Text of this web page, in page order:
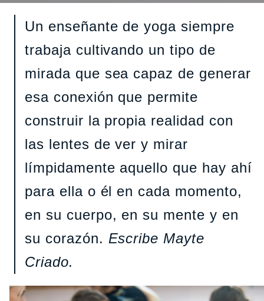
Un enseñante de yoga siempre
trabaja cultivando un tipo de
mirada que sea capaz de generar
esa conexión que permite
construir la propia realidad con
las lentes de ver y mirar
límpidamente aquello que hay ahí
para ella o él en cada momento,
en su cuerpo, en su mente y en
su corazón. Escribe Mayte
Criado.